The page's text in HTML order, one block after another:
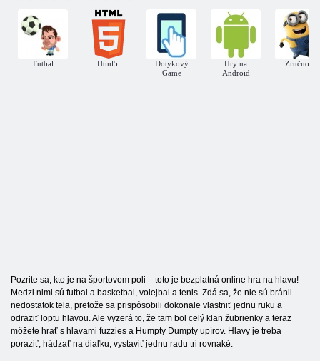
Futbal Html5
Dotykový
Game
Hry na
Android
Zručnosť
Pozrite sa, kto je na športovom poli – toto je bezplatná online hra na hlavu!
Medzi nimi sú futbal a basketbal, volejbal a tenis. Zdá sa, že nie sú bránil
nedostatok tela, pretože sa prispôsobili dokonale vlastniť jednu ruku a
odraziť loptu hlavou. Ale vyzerá to, že tam bol celý klan žubrienky a teraz
môžete hrať s hlavami fuzzies a Humpty Dumpty upírov. Hlavy je treba
poraziť, hádzať na diaľku, vystaviť jednu radu tri rovnaké.